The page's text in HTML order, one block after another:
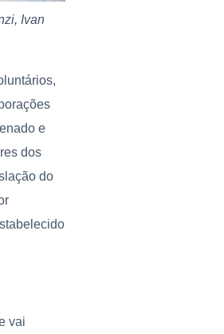
Ivan
e
dos
do
vai